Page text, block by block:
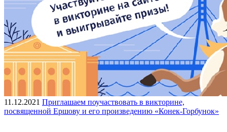
11.12.2021 Приглашаем поучаствовать в викторине,
посвященной Ершову и его произведению «Конек-Горбунок»